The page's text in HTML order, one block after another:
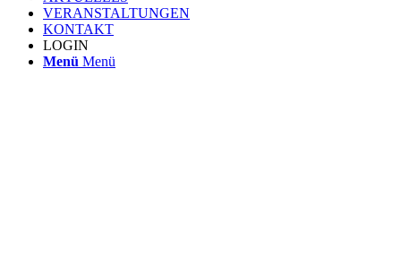
VERANSTALTUNGEN
KONTAKT
LOGIN
Menü Menü